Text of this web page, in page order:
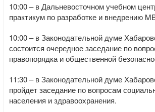
10:00 – в Дальневосточном учебном
практикум по разработке и внедрению
10:00 – в Законодательной думе
состоится очередное заседание по
правопорядка и общественной
11:30 – в Законодательной думе
пройдет заседание по вопросам
населения и здравоохранения.